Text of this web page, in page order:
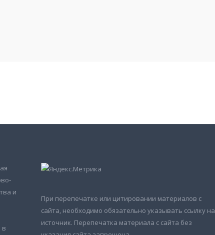
и
в
При перепечатке или цитировании материалов с
сайта, необходимо обязательно указывать ссылку на
источник. Перепечатка материала с сайта без